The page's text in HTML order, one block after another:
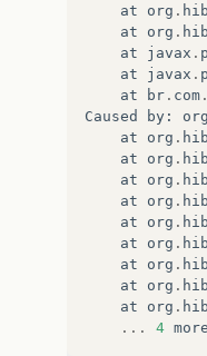
at
org .
at
org .
at
javax .
at
javax .
at
br . com .
Caused
by : org
at
org .
at
org .
at
org .
at
org .
at
org .
at
org .
at
org .
at
org .
at
org .
...
4 more